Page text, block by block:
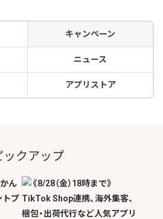
キャンペーン
ニュース
アプリストア
ックアップ